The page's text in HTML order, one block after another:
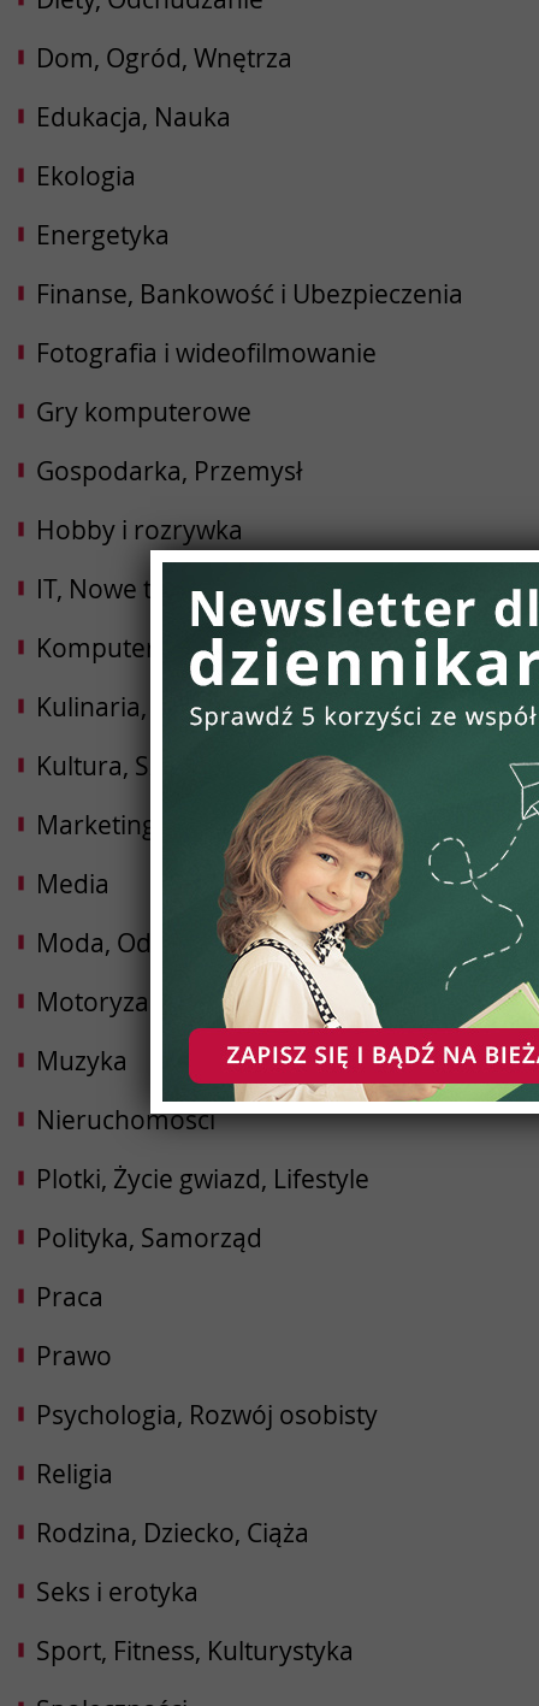
Dom, Ogród, Wnętrza
Edukacja, Nauka
Ekologia
Energetyka
Finanse, Bankowość i Ubezpieczenia
Fotografia i wideofilmowanie
Gry komputerowe
Gospodarka, Przemysł
Hobby i rozrywka
IT, Nowe technologie
Komputery, Internet, Elektronika
Kulinaria, Żywność, Gastronomia
Kultura, Sztuka
Marketing, Reklama, PR
Media
Moda, Odzież, Obuwie
Motoryzacja
Muzyka
Nieruchomości
Plotki, Życie gwiazd, Lifestyle
Polityka, Samorząd
Praca
Prawo
Psychologia, Rozwój osobisty
Religia
Rodzina, Dziecko, Ciąża
Seks i erotyka
Sport, Fitness, Kulturystyka